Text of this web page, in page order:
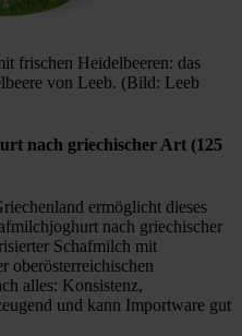
frischen Heidelbeeren: das
von Leeb. (Bild: Leeb
nach griechischer Art (125
ermöglicht dieses
nach griechischer
Schafmilch mit
oberösterreichischen
alles: Konsistenz,
und kann Importware gut